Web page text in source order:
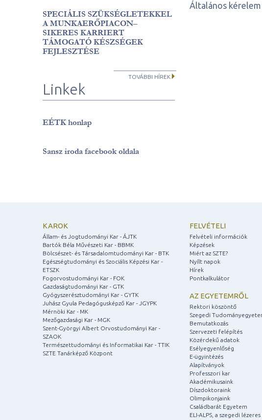
SPECIÁLIS SZÜKSÉGLETEKKEL
A MUNKAERŐPIACON–
SIKERES KARRIERT
TÁMOGATÓ KÉSZSÉGEK
FEJLESZTÉSE
TOVÁBBI HÍREK
Linkek
EÉTK honlap
Sansz iroda facebook oldala
Általános
KAROK
Állam- és Jogtudományi Kar - ÁJTK
Bartók Béla Művészeti Kar - BBMK
Bölcsészet- és Társadalomtudományi Kar - BTK
Egészségtudományi és Szociális Képzési Kar -
ETSZK
Fogorvostudományi Kar - FOK
Gazdaságtudományi Kar - GTK
Gyógyszerésztudományi Kar - GYTK
Juhász Gyula Pedagógusképző Kar - JGYPK
Mérnöki Kar - MK
Mezőgazdasági Kar - MGK
Szent-Györgyi Albert Orvostudományi Kar -
SZAOK
Természettudományi és Informatikai Kar - TTIK
SZTE Tanárképző Központ
FELVÉTELI
Felvételi információk
Képzések
Miért az SZTE?
Nyílt napok
Hírek
Pontkalkulátor
AZ EGYETEMRŐL
Rektori köszöntő
Szegedi
Bemutatkozás
Szervezeti felépítés
Közérdekű adatok
Esélyegyenlőség
E-ügyintézés
Alapítványok
Professzori kar
Akadémikusaink
Díszdoktoraink
Olimpikonjaink
Családbarát Egyetem
ELI-ALPS, a szegedi